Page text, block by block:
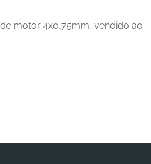
motor 4x0,75mm, vendido ao